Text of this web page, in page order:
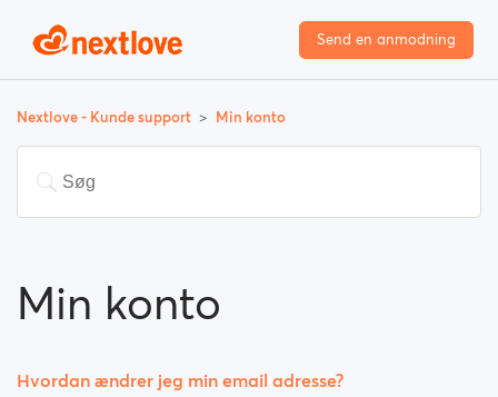
Send en anmodning
Nextlove - Kunde support Min konto
Min konto
Hvordan ændrer jeg min email adresse?